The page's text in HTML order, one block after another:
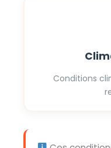
Conditions